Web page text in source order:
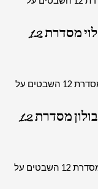
2744 – תמונה של של שבט לוי מסדרת 12
2747 – תמונה של של שבט זבולון מסדרת 12